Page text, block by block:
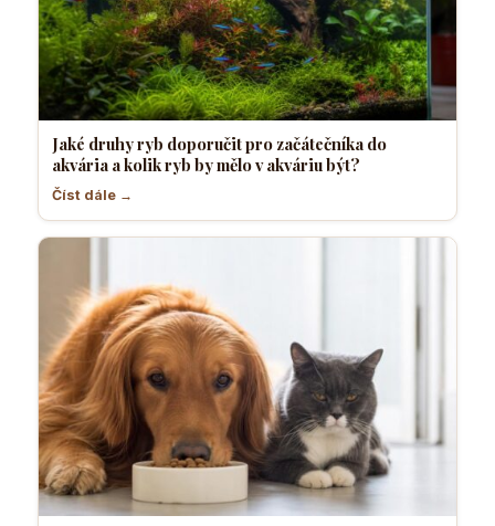
Jaké druhy ryb doporučit pro začátečníka do
akvária a kolik ryb by mělo v akváriu být?
Číst dále →